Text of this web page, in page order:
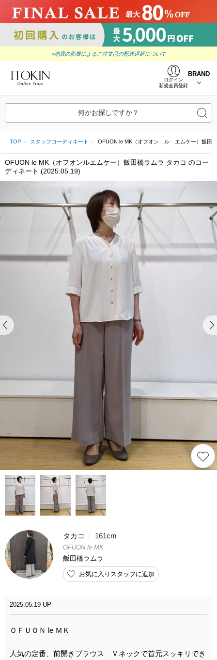
>地震の影響によるご注文品の配送遅延について
ログイン
新規会員登録
BRAND
何かお探しですか？
TOP スタッフコーディネート OFUON le MK（オフオン ル エムケー）飯田橋
OFUON le MK（オフオンルエムケー）飯田橋ラムラ タカコ のコー
ディネート (2025.05.19)
タカコ 161cm
OFUON le MK
飯田橋ラムラ
お気に入りスタッフに追加
2025.05.19 UP
ＯＦＵＯＮ le ＭＫ
人気の定番、前開きブラウス Ｖネックで首元スッキリでき